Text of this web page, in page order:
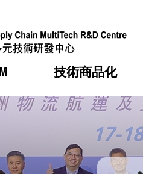
機構簡介
組織架構
技術商品化
服務
可獲授權之技術
應用於公共服務之創
合作計劃
資助計劃
活動
獎項
會籍及服務
會員列表